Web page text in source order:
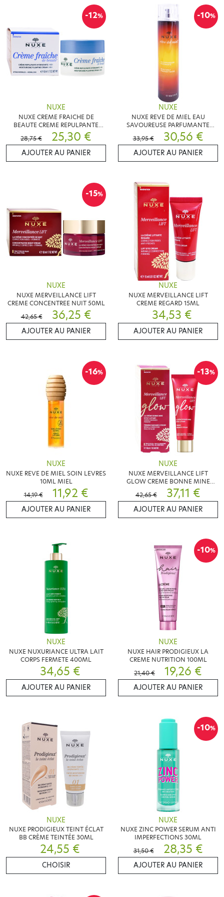
-12%
NUXE
NUXE CREME FRAICHE DE
BEAUTE CREME REPULPANTE
HYDRATANTE 48H 50ML
28,75 € 25,30 €
AJOUTER AU PANIER
-10%
NUXE
NUXE REVE DE MIEL EAU
SAVOUREUSE PARFUMANTE
100ML
33,95 € 30,56 €
AJOUTER AU PANIER
-15%
NUXE
NUXE MERVEILLANCE LIFT
CREME CONCENTREE NUIT 50ML
42,65 €
36,25 €
AJOUTER AU PANIER
NUXE
NUXE MERVEILLANCE LIFT
CREME REGARD 15ML
34,53 €
AJOUTER AU PANIER
-16%
NUXE
NUXE REVE DE MIEL SOIN LEVRES
10ML MIEL
14,19 €
11,92 €
AJOUTER AU PANIER
-13%
NUXE
NUXE MERVEILLANCE LIFT
GLOW CREME BONNE MINE
50ML
42,65 € 37,11 €
AJOUTER AU PANIER
NUXE
NUXE NUXURIANCE ULTRA LAIT
CORPS FERMETE 400ML
34,65 €
AJOUTER AU PANIER
-10%
NUXE
NUXE HAIR PRODIGIEUX LA
CREME NUTRITION 100ML
21,40 €
19,26 €
AJOUTER AU PANIER
NUXE
NUXE PRODIGIEUX TEINT ÉCLAT
BB CRÈME TEINTÉE 30ML
24,55 €
CHOISIR
-10%
NUXE
NUXE ZINC POWER SERUM ANTI
IMPERFECTIONS 30ML
31,50 €
28,35 €
AJOUTER AU PANIER